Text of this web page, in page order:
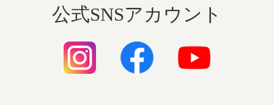
公式SNSアカウント